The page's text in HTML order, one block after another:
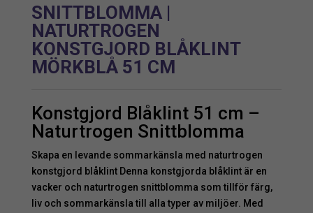
SNITTBLOMMA |
NATURTROGEN
KONSTGJORD BLÅKLINT
MÖRKBLÅ 51 CM
Konstgjord Blåklint 51 cm –
Naturtrogen Snittblomma
Skapa en levande sommarkänsla med naturtrogen
konstgjord blåklint Denna konstgjorda blåklint är en
vacker och naturtrogen snittblomma som tillför färg,
liv och sommarkänsla till alla typer av miljöer. Med